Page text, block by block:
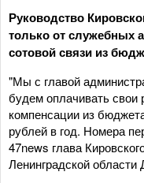
Руководство
только от служебных
сотовой связи из
"Мы с главой
будем оплачивать свои
компенсации из
рублей в год. Номера
47news глава
Ленинградской